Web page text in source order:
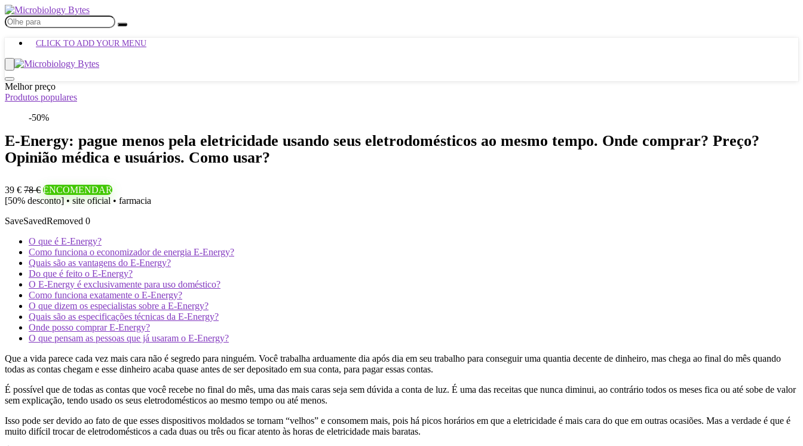
CLICK TO ADD YOUR MENU
Melhor preço
Produtos populares
-50%
E-Energy: pague menos pela eletricidade usando seus eletrodomésticos ao mesmo tempo. Onde comprar? Preço?
Opinião médica e usuários. Como usar?
39 € 78 € ENCOMENDAR
[50% desconto] • site oficial • farmacia
SaveSavedRemoved 0
O que é E-Energy?
Como funciona o economizador de energia E-Energy?
Quais são as vantagens do E-Energy?
Do que é feito o E-Energy?
O E-Energy é exclusivamente para uso doméstico?
Como funciona exatamente o E-Energy?
O que dizem os especialistas sobre a E-Energy?
Quais são as especificações técnicas da E-Energy?
Onde posso comprar E-Energy?
O que pensam as pessoas que já usaram o E-Energy?
Que a vida parece cada vez mais cara não é segredo para ninguém. Você trabalha arduamente dia após dia em seu trabalho para conseguir uma quantia decente de dinheiro, mas chega ao final do mês quando
todas as contas chegam e esse dinheiro acaba quase antes de ser depositado em sua conta, para pagar essas contas.
É possível que de todas as contas que você recebe no final do mês, uma das mais caras seja sem dúvida a conta de luz. É uma das receitas que nunca diminui, ao contrário todos os meses fica ou até sobe de valor
sem explicação, tendo usado os seus eletrodomésticos ao mesmo tempo ou até menos.
Isso pode ser devido ao fato de que esses dispositivos moldados se tornam “velhos” e consomem mais, pois há picos horários em que a eletricidade é mais cara do que em outras ocasiões. Mas a verdade é que é
muito difícil trocar de eletrodomésticos a cada duas ou três ou ficar atento às horas de eletricidade mais baratas.